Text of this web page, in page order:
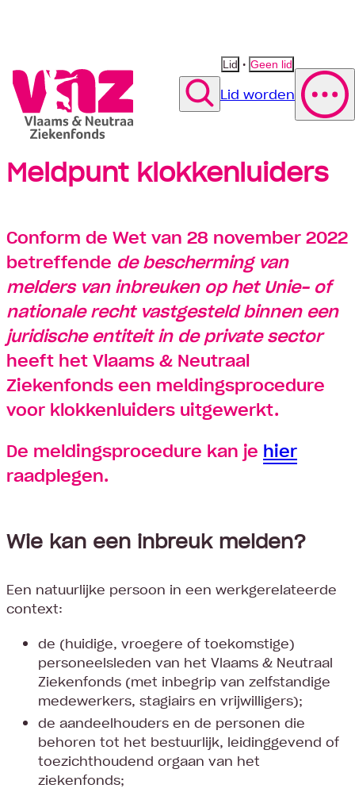
Lid • Geen lid
Lid worden
Polis wijzigen Suggestie Vergoeding fysiotherapie Suggestie
Meldpunt klokkenluiders
Conform de Wet van 28 november 2022
betreffende de bescherming van
melders van inbreuken op het Unie- of
nationale rechtvastgesteld binnen een
juridische entiteit in de private sector
heeft het Vlaams & Neutraal
Ziekenfonds een meldingsprocedure
voor klokkenluiders uitgewerkt.
De meldingsprocedure kan je hier
raadplegen.
Wie kan een inbreuk melden?
Een natuurlijke persoon in een werkgerelateerde
context:
de (huidige, vroegere of toekomstige)
personeelsleden van het Vlaams & Neutraal
Ziekenfonds (met inbegrip van zelfstandige
medewerkers, stagiairs en vrijwilligers);
de aandeelhouders en de personen die
behoren tot het bestuurlijk, leidinggevend of
toezichthoudend orgaan van het
ziekenfonds;